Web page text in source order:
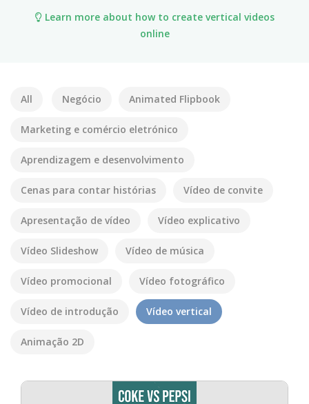
Learn more about how to create vertical videos
online
All Negócio Animated Flipbook
Marketing e comércio eletrónico
Aprendizagem e desenvolvimento
Cenas para contar histórias Vídeo de convite
Apresentação de vídeo Vídeo explicativo
Vídeo Slideshow Vídeo de música
Vídeo promocional Vídeo fotográfico
Vídeo de introdução Vídeo vertical
Animação 2D